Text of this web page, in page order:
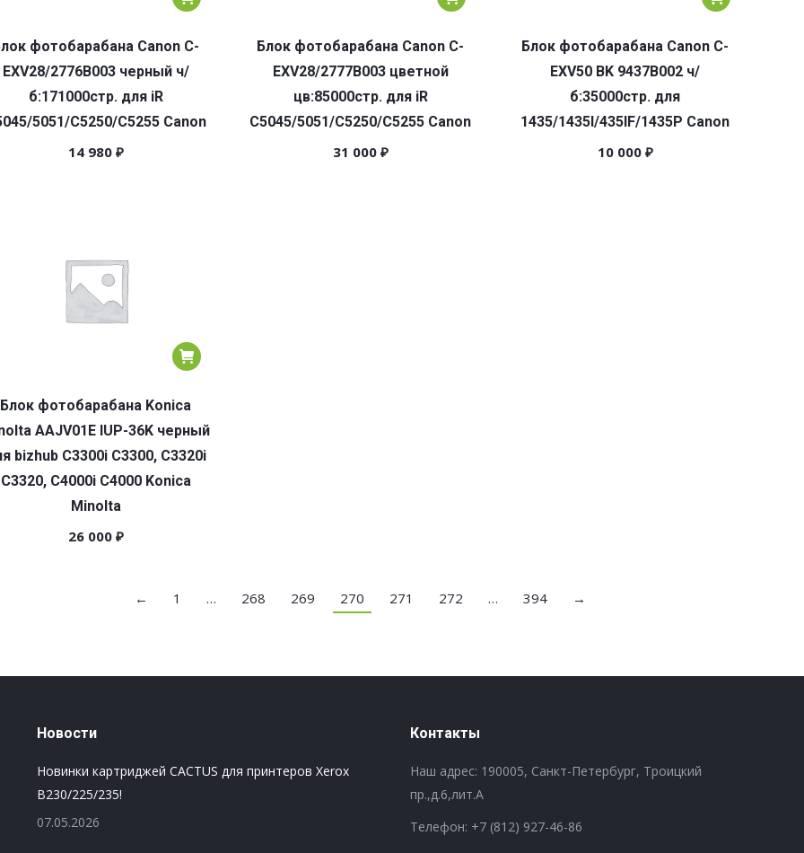
фотобарабана Canon C-
EXV28/2776B003 черный ч/
б:171000стр. для iR
5051/C5250/C5255 Canon
14 980 ₽
Блок фотобарабана Canon C-
EXV28/2777B003 цветной
цв:85000стр. для iR
C5045/5051/C5250/C5255 Canon
31 000 ₽
Блок фотобарабана Canon C-
EXV50 BK 9437B002 ч/
б:35000стр. для
1435/1435I/435IF/1435P Canon
10 000 ₽
Блок фотобарабана Konica
AAJV01E IUP-36K черный
bizhub C3300i C3300, C3320i
C3320, C4000i C4000 Konica
Minolta
26 000 ₽
← 1 … 268 269 270 271 272 … 394 →
Новости
Новинки картриджей CACTUS для принтеров Xerox
B230/225/235!
07.05.2026
Контакты
Наш адрес: 190005, Санкт-Петербург, Троицкий
пр.,д.6,лит.А
Телефон: +7 (812) 927-46-86